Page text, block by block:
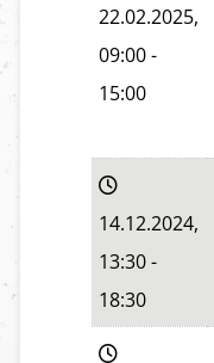
22.02.2025,
09:00-
15:00
14.12.2024,
13:30-
18:30